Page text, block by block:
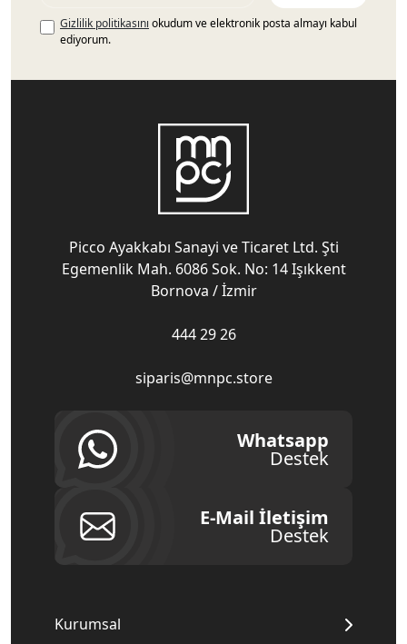
Gizlilik politikasını okudum ve elektronik posta almayı kabul
ediyorum.
Picco Ayakkabı Sanayi ve Ticaret Ltd. Şti
Egemenlik Mah. 6086 Sok. No: 14 Işıkkent
Bornova / İzmir
444 29 26
siparis@mnpc.store
Whatsapp
Destek
E-Mail İletişim
Destek
Kurumsal